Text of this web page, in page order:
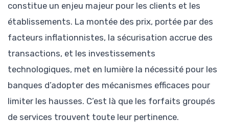
constitue un enjeu majeur pour les clients et les
établissements. La montée des prix, portée par des
facteurs inflationnistes, la sécurisation accrue des
transactions, et les investissements
technologiques, met en lumière la nécessité pour les
banques d’adopter des mécanismes efficaces pour
limiter les hausses. C’est là que les forfaits groupés
de services trouvent toute leur pertinence.